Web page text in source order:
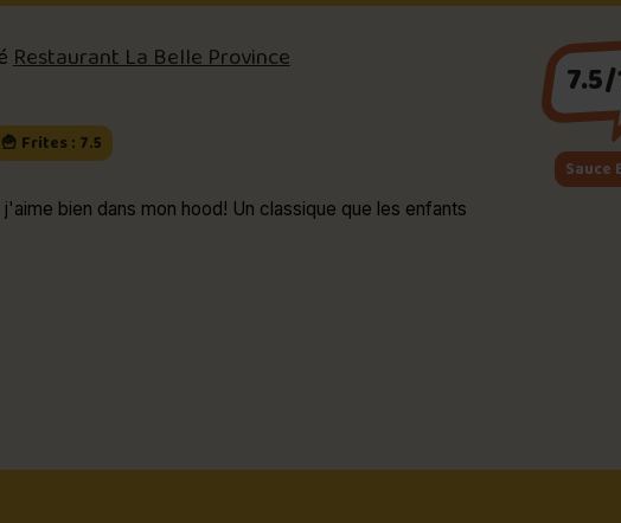
Restaurant La Belle Province
🍟 Frites : 7.5
Sauce
bien dans mon hood! Un classique que les enfants